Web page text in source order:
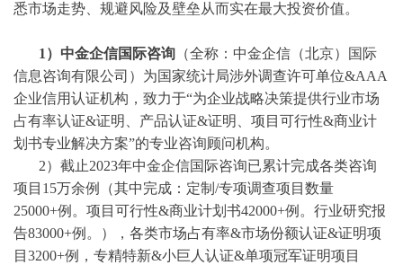
悉市场走势、规避风险及壁垒从而实在最大投资价值。
1）中金企信国际咨询 （全称：中金企信（北京）国际
信息咨询有限公司）为国家统计局涉外调查许可单位&AAA
企业信用认证机构，致力于“为企业战略决策提供行业市场
占有率认证&证明、产品认证&证明、项目可行性&商业计
划书专业解决方案”的专业咨询顾问机构。
2）截止2023年中金企信国际咨询已累计完成各类咨询
项目15万余例（其中完成： 定制 /专项调查项目数量
25000+例。项目可行性&商业计划书42000+例。行业研究报
告83000+例。），各类市场占有率&市场份额认证&证明项
目3200+例，专精特新&小巨人认证&单项冠军证明项目